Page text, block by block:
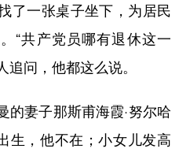
一张桌子坐下，为居民
“共产党员哪有退休这一
问，他都这么说。
妻子那斯甫海霞·努尔哈
生，他不在；小女儿发高